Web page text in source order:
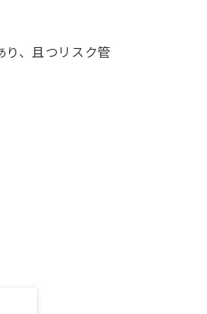
、且つリスク管